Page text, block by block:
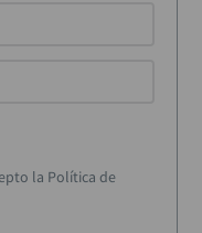
la Política de